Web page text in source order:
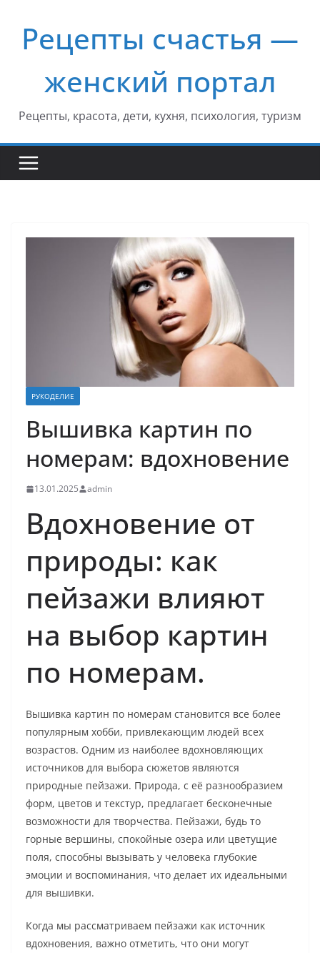
содержимому
Рецепты счастья —
женский портал
Рецепты, красота, дети, кухня, психология, туризм
РУКОДЕЛИЕ
Вышивка картин по
номерам: вдохновение
13.01.2025 admin
Вдохновение от
природы: как
пейзажи влияют
на выбор картин
по номерам.
Вышивка картин по номерам становится все более
популярным хобби, привлекающим людей всех
возрастов. Одним из наиболее вдохновляющих
источников для выбора сюжетов являются
природные пейзажи. Природа, с её разнообразием
форм, цветов и текстур, предлагает бесконечные
возможности для творчества. Пейзажи, будь то
горные вершины, спокойные озера или цветущие
поля, способны вызывать у человека глубокие
эмоции и воспоминания, что делает их идеальными
для вышивки.
Когда мы рассматриваем пейзажи как источник
вдохновения, важно отметить, что они могут